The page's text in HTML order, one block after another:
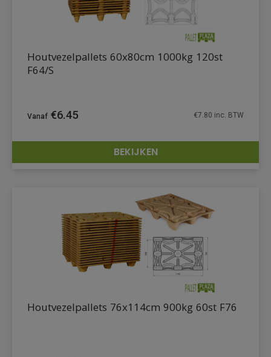
DETAILS
Houtvezelpallets 60x80cm 1000kg 120st
F64/S
€6.45 €7.80 inc. BTW
BEKIJKEN
Houtvezelpallets 76x114cm 900kg 60st F76